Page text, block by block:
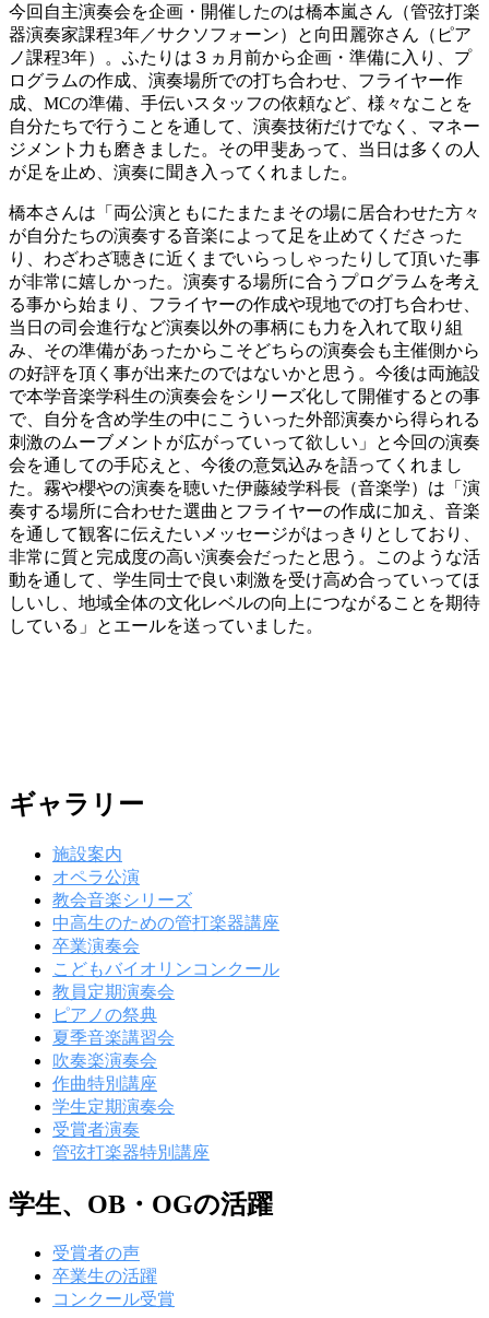
今回自主演奏会を企画・開催したのは橋本嵐さん（管弦打楽
器演奏家課程3年／サクソフォーン）と向田麗弥さん（ピア
ノ課程3年）。ふたりは３ヵ月前から企画・準備に入り、プ
ログラムの作成、演奏場所での打ち合わせ、フライヤー作
成、MCの準備、手伝いスタッフの依頼など、様々なことを
自分たちで行うことを通して、演奏技術だけでなく、マネー
ジメント力も磨きました。その甲斐あって、当日は多くの人
が足を止め、演奏に聞き入ってくれました。
橋本さんは「両公演ともにたまたまその場に居合わせた方々
が自分たちの演奏する音楽によって足を止めてくださった
り、わざわざ聴きに近くまでいらっしゃったりして頂いた事
が非常に嬉しかった。演奏する場所に合うプログラムを考え
る事から始まり、フライヤーの作成や現地での打ち合わせ、
当日の司会進行など演奏以外の事柄にも力を入れて取り組
み、その準備があったからこそどちらの演奏会も主催側から
の好評を頂く事が出来たのではないかと思う。今後は両施設
で本学音楽学科生の演奏会をシリーズ化して開催するとの事
で、自分を含め学生の中にこういった外部演奏から得られる
刺激のムーブメントが広がっていって欲しい」と今回の演奏
会を通しての手応えと、今後の意気込みを語ってくれまし
た。霧や櫻やの演奏を聴いた伊藤綾学科長（音楽学）は「演
奏する場所に合わせた選曲とフライヤーの作成に加え、音楽
を通して観客に伝えたいメッセージがはっきりとしており、
非常に質と完成度の高い演奏会だったと思う。このような活
動を通して、学生同士で良い刺激を受け高め合っていってほ
しいし、地域全体の文化レベルの向上につながることを期待
している」とエールを送っていました。
ギャラリー
施設案内
オペラ公演
教会音楽シリーズ
中高生のための管打楽器講座
卒業演奏会
こどもバイオリンコンクール
教員定期演奏会
ピアノの祭典
夏季音楽講習会
吹奏楽演奏会
作曲特別講座
学生定期演奏会
受賞者演奏
管弦打楽器特別講座
学生、OB・OGの活躍
受賞者の声
卒業生の活躍
コンクール受賞